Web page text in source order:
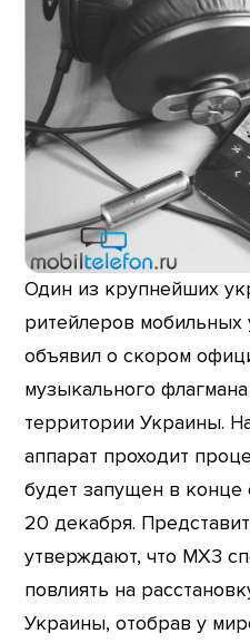
Один из крупнейших
ритейлеров мобильных
объявил о скором
музыкального
территории Украины.
аппарат проходит
будет запущен в
20 декабря.
утверждают, что MX3
повлиять на
Украины, отобрав у